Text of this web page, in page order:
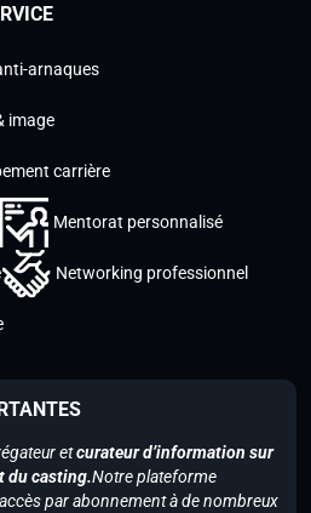
arnaques
image
carrière
Mentorat personnalisé
Networking professionnel
etcurateur d’information sur
du casting.Notre plateforme
par abonnement à de nombreux